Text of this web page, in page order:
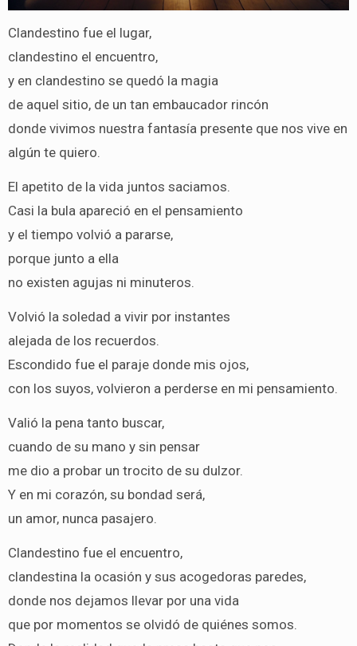
Clandestino fue el lugar,
clandestino el encuentro,
y en clandestino se quedó la magia
de aquel sitio, de un tan embaucador rincón
donde vivimos nuestra fantasía presente que nos vive en
algún te quiero.
El apetito de la vida juntos saciamos.
Casi la bula apareció en el pensamiento
y el tiempo volvió a pararse,
porque junto a ella
no existen agujas ni minuteros.
Volvió la soledad a vivir por instantes
alejada de los recuerdos.
Escondido fue el paraje donde mis ojos,
con los suyos, volvieron a perderse en mi pensamiento.
Valió la pena tanto buscar,
cuando de su mano y sin pensar
me dio a probar un trocito de su dulzor.
Y en mi corazón, su bondad será,
un amor, nunca pasajero.
Clandestino fue el encuentro,
clandestina la ocasión y sus acogedoras paredes,
donde nos dejamos llevar por una vida
que por momentos se olvidó de quiénes somos.